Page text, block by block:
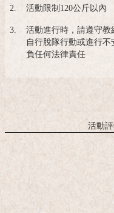
2. 活動限制120公斤以內
3.
活動進行時，請遵守教
自行脫隊行動或進行
負任何法律責任
活動